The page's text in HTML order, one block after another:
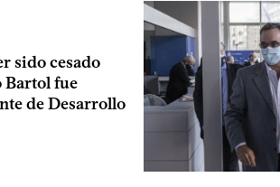
sido cesado
Bartol fue
de Desarrollo